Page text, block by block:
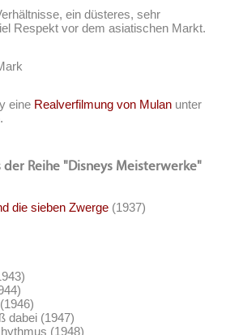
ein düsteres, sehr
Respekt vor dem asiatischen Markt.
eine Realverfilmung von Mulan unter
der Reihe "Disneys Meisterwerke"
die sieben Zwerge (1937)
dabei (1947)
(1948)